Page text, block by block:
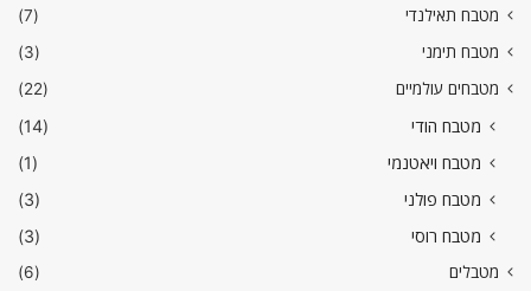
מטבח תאילנדי
(7)
מטבח תימני
(3)
מטבחים עולמיים
(22)
מטבח הודי
(14)
מטבח ויאטנמי
(1)
מטבח פולני
(3)
מטבח רוסי
(3)
מטבלים
(6)